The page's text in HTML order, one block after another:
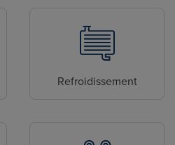
Refroidissement